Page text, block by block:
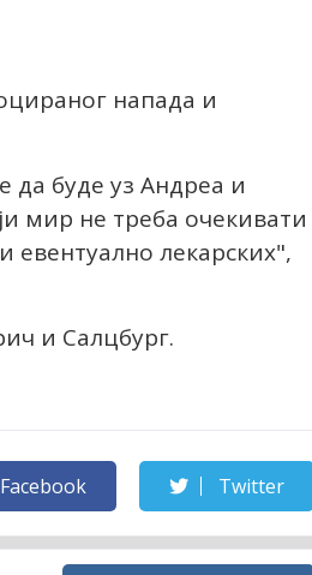
напада и
да буде уз Андреа и
мир не треба очекивати
евентуално лекарских",
и Салцбург.
Facebook Twitter